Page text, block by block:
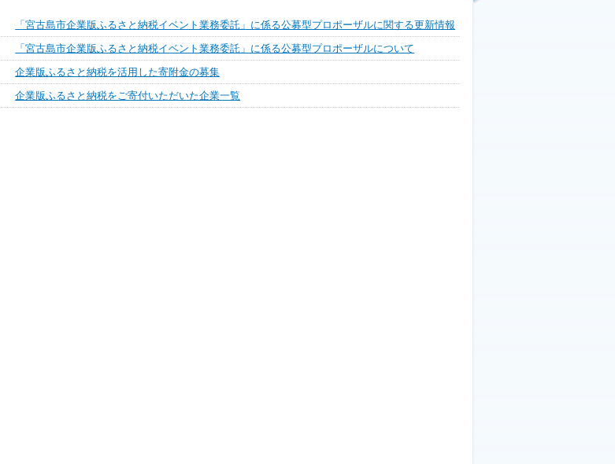
「宮古島市企業版ふるさと納税イベント業務委託」に係る公募型プロポーザルに関する更新情報
「宮古島市企業版ふるさと納税イベント業務委託」に係る公募型プロポーザルについて
企業版ふるさと納税を活用した寄附金の募集
企業版ふるさと納税をご寄付いただいた企業一覧